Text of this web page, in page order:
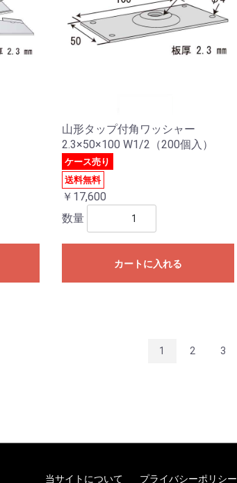
山形タップ付角ワッシャー
2.3×50×100 W1/2（200個入）
ケース売り
送料無料
￥17,600
数量
カートに入れる
1 2 3
当サイトについて プライバシーポリシー